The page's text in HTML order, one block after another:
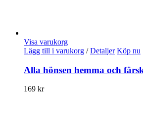
Visa varukorg
Lägg till i varukorg / Detaljer Köp nu
Alla hönsen hemma och
169 kr